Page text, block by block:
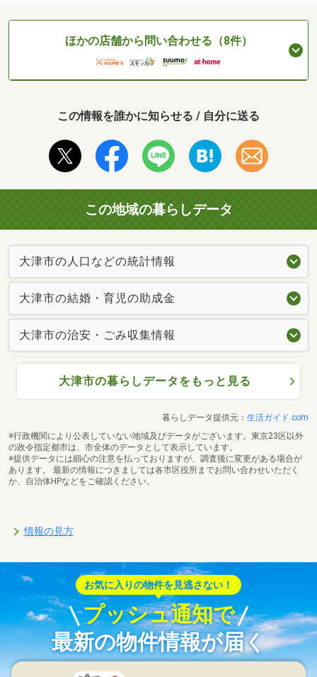
ほかの店舗から問い合わせる（8件）
この情報を誰かに知らせる / 自分に送る
この地域の暮らしデータ
大津市の人口などの統計情報
大津市の結婚・育児の助成金
大津市の治安・ごみ収集情報
大津市の暮らしデータをもっと見る
暮らしデータ提供元： 生活ガイド.com
※行政機関により公表していない地域及びデータがございます。東京23区以外
の政令指定都市は、市全体のデータとして表示しています。
※提供データには細心の注意を払っておりますが、調査後に変更がある場合が
あります。 最新の情報につきましては各市区役所までお問い合わせいただく
か、自治体HPなどをご確認ください。
情報の見方
お気に入りの物件を見逃さない！
プッシュ通知で
最新の物件情報が届く